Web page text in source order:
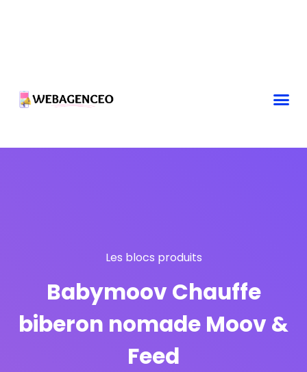
Les blocs produits
Babymoov Chauffe
biberon nomade Moov &
Feed